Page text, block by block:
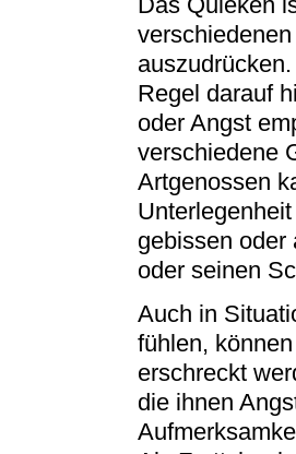
Regel darauf
oder Angst
verschiedene
Artgenossen
gebissen oder
oder seinen
Auch in
fühlen,
erschreckt
die ihnen